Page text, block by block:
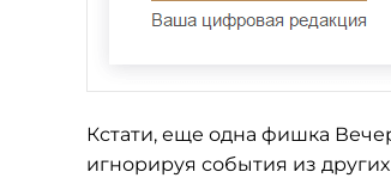
Кстати, еще одна фишка
игнорируя события из